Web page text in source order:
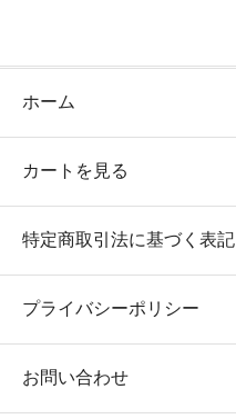
ホーム
カートを見る
特定商取引法に基づく表記
プライバシーポリシー
お問い合わせ